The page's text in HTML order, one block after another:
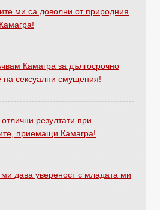
ми са доволни от природния
Камагра за дългосрочно
на сексуални смущения!
резултати при
приемащи Камагра!
дава увереност с младата ми